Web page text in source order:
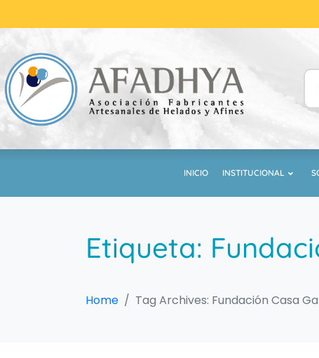
INICIO INSTITUCIONAL
Etiqueta:
Home Tag Archives: Fundación Casa